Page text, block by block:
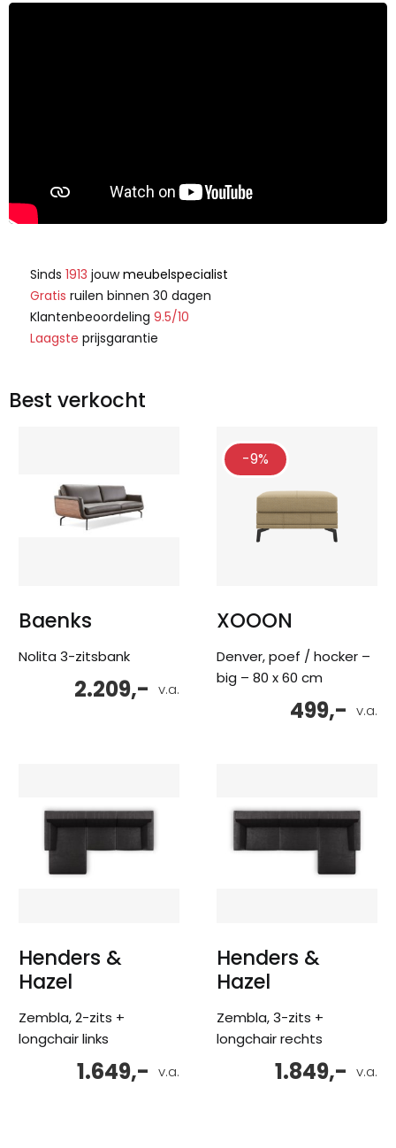
Sinds 1913 jouwmeubelspecialist
Gratis ruilen binnen 30 dagen
Klantenbeoordeling 9.5/10
Laagste prijsgarantie
Best verkocht
Baenks
Nolita 3-zitsbank
v.a.
2.209,-
-9%
XOOON
Denver, poef / hocker –
big – 80 x 60 cm
v.a.
499,-
Henders &
Hazel
Zembla, 2-zits +
longchair links
v.a.
1.649,-
Henders &
Hazel
Zembla, 3-zits +
longchair rechts
v.a.
1.849,-